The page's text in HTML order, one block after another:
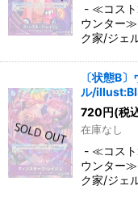
- ≪コス
ウンター
ク家/ジェ
〔状態B
ル/
720円(税
在庫なし
- ≪コス
ウンター
ク家/ジェ